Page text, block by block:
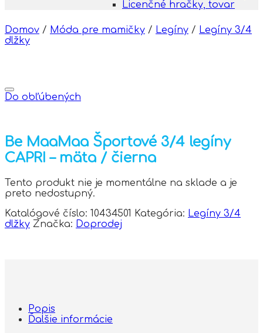
Licenčné hračky, tovar
Domov / Móda pre mamičky / Legíny / Legíny 3/4
dlžky
Do obľúbených
Be MaaMaa Športové 3/4 legíny
CAPRI – mäta / čierna
Tento produkt nie je momentálne na sklade a je
preto nedostupný.
Katalógové číslo: 10434501 Kategória: Legíny 3/4
dlžky Značka: Doprodej
Popis
Ďalšie informácie